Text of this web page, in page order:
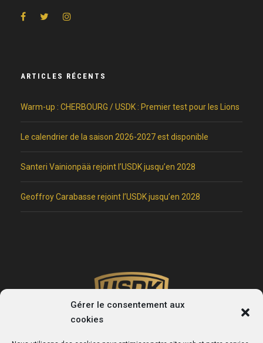
Gérer le consentement aux
cookies
ARTICLES RÉCENTS
Warm-up : CHERBOURG / USDK : Premier test pour les Lions
Le calendrier de la saison 2026-2027 est disponible
Santeri Vainionpää rejoint l’USDK jusqu’en 2028
Geoffroy Carabasse rejoint l’USDK jusqu’en 2028